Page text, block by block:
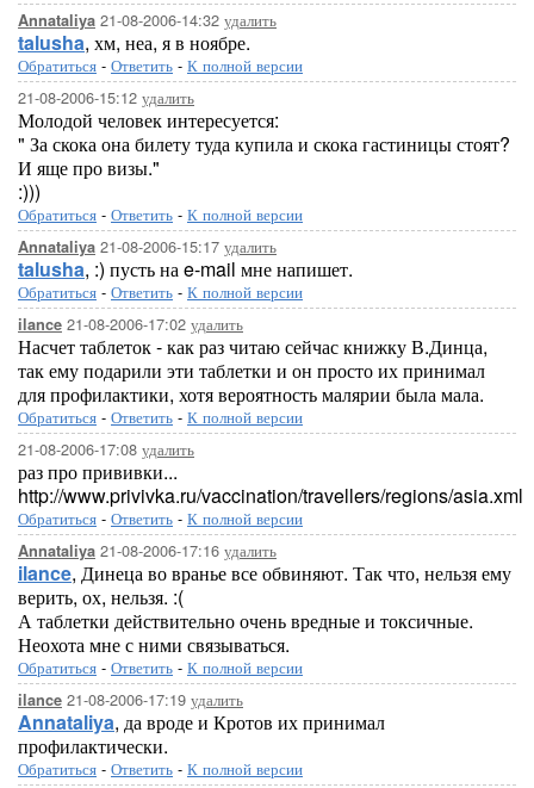
Annataliya 21-08-2006-14:32 удалить
talusha, хм, неа, я в ноябре.
Обратиться - Ответить - К полной версии
21-08-2006-15:12 удалить
Молодой человек интересуется:
" За скока она билету туда купила и скока гастиницы стоят?
И яще про визы."
:)))
Обратиться - Ответить - К полной версии
Annataliya 21-08-2006-15:17 удалить
talusha, :) пусть на e-mail мне напишет.
Обратиться - Ответить - К полной версии
ilance 21-08-2006-17:02 удалить
Насчет таблеток - как раз читаю сейчас книжку В.Динца,
так ему подарили эти таблетки и он просто их принимал
для профилактики, хотя вероятность малярии была мала.
Обратиться - Ответить - К полной версии
21-08-2006-17:08 удалить
раз про прививки...
http://www.privivka.ru/vaccination/travellers/regions/asia.xml
Обратиться - Ответить - К полной версии
Annataliya 21-08-2006-17:16 удалить
ilance, Динеца во вранье все обвиняют. Так что, нельзя ему
верить, ох, нельзя. :(
А таблетки действительно очень вредные и токсичные.
Неохота мне с ними связываться.
Обратиться - Ответить - К полной версии
ilance 21-08-2006-17:19 удалить
Annataliya, да вроде и Кротов их принимал
профилактически.
Обратиться - Ответить - К полной версии